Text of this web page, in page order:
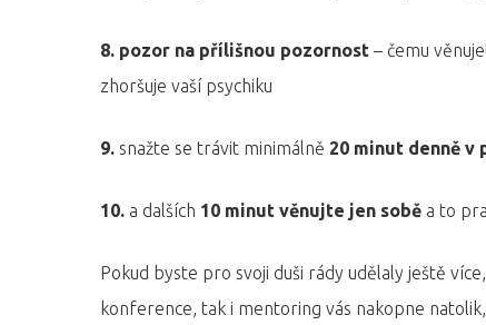
8. pozor na přílišnou pozornost – čemu
zhoršuje vaší psychiku
9. snažte se trávit minimálně 20 minut denně v
10. a dalších 10 minut věnujte jen sobě a to
Pokud byste pro svoji duši rády udělaly ještě
konference, tak i mentoring vás nakopne